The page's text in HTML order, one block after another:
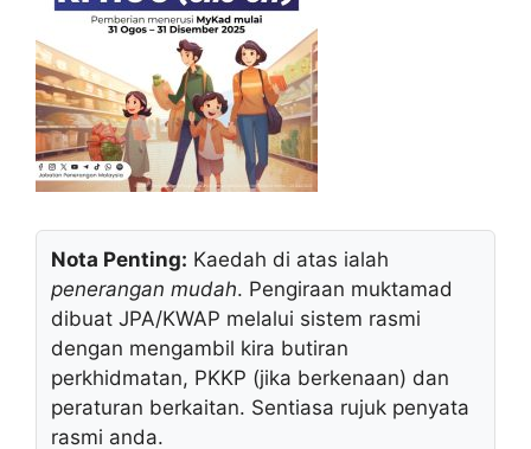
Nota Penting: Kaedah di atas ialah
penerangan mudah. Pengiraan muktamad
dibuat JPA/KWAP melalui sistem rasmi
dengan mengambil kira butiran
perkhidmatan, PKKP (jika berkenaan) dan
peraturan berkaitan. Sentiasa rujuk penyata
rasmi anda.